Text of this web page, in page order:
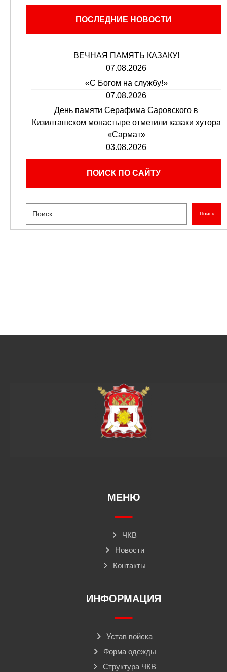
ПОСЛЕДНИЕ НОВОСТИ
ВЕЧНАЯ ПАМЯТЬ КАЗАКУ!
07.08.2026
«С Богом на службу!»
07.08.2026
День памяти Серафима Саровского в
Кизилташском монастыре отметили казаки хутора
«Сармат»
03.08.2026
ПОИСК ПО САЙТУ
Поиск
МЕНЮ
ЧКВ
Новости
Контакты
ИНФОРМАЦИЯ
Устав войска
Форма одежды
Структура ЧКВ